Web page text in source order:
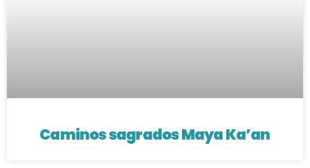
Caminos sagrados Maya Ka’an